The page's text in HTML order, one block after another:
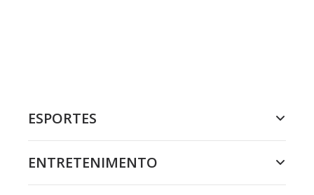
ESPORTES
ENTRETENIMENTO